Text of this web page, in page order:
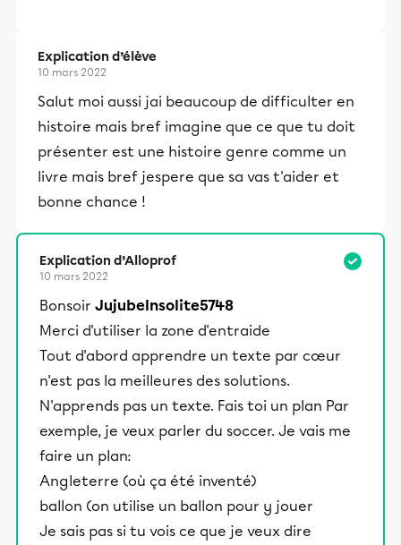
Explication d’élève
10 mars 2022
Salut moi aussi jai beaucoup de difficulter en
histoire mais bref imagine que ce que tu doit
présenter est une histoire genre comme un
livre mais bref jespere que sa vas t'aider et
bonne chance !
Explication d’Alloprof
10 mars 2022
Bonsoir JujubeInsolite5748
Merci d'utiliser la zone d'entraide
Tout d'abord apprendre un texte par cœur
n'est pas la meilleures des solutions.
N'apprends pas un texte. Fais toi un plan Par
exemple, je veux parler du soccer. Je vais me
faire un plan:
Angleterre (où ça été inventé)
ballon (on utilise un ballon pour y jouer
Je sais pas si tu vois ce que je veux dire